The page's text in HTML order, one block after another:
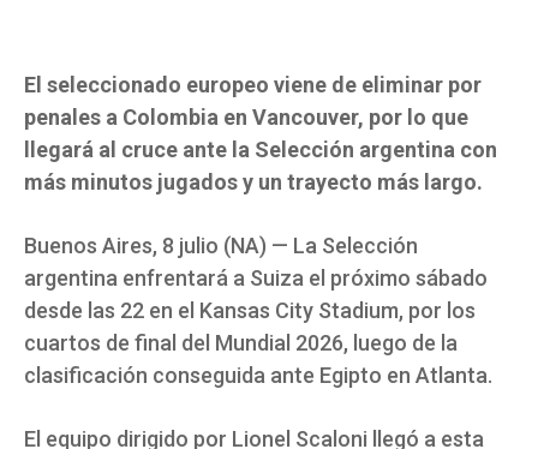
El seleccionado europeo viene de eliminar por
penales a Colombia en Vancouver, por lo que
llegará al cruce ante la Selección argentina con
más minutos jugados y un trayecto más largo.
Buenos Aires, 8 julio (NA) — La Selección
argentina enfrentará a Suiza el próximo sábado
desde las 22 en el Kansas City Stadium, por los
cuartos de final del Mundial 2026, luego de la
clasificación conseguida ante Egipto en Atlanta.
El equipo dirigido por Lionel Scaloni llegó a esta